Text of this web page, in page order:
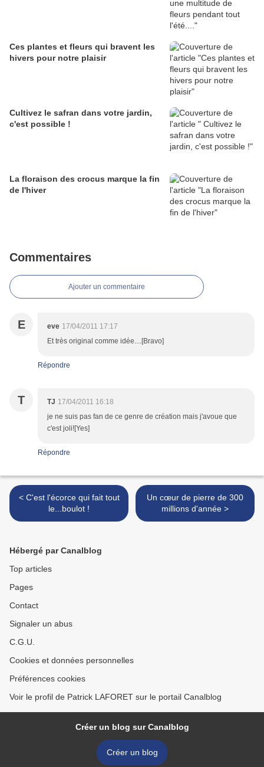
Ces plantes et fleurs qui bravent les
hivers pour notre plaisir
Cultivez le safran dans votre jardin,
c'est possible !
La floraison des crocus marque la fin
de l'hiver
Commentaires
Ajouter un commentaire
E eve 17/04/2011 17:17
Et très original comme idée....[Bravo]
Répondre
T TJ 17/04/2011 16:18
je ne suis pas fan de ce genre de création mais j'avoue que
c'est joli![Yes]
Répondre
< C'est l'écorce qui fait tout
le...boulot !
Un cœur de pierre de 300
millions d'année >
Hébergé par Canalblog
Top articles
Pages
Contact
Signaler un abus
C.G.U.
Cookies et données personnelles
Préférences cookies
Voir le profil de Patrick LAFORET sur le portail Canalblog
Créer un blog sur Canalblog
Créer un blog